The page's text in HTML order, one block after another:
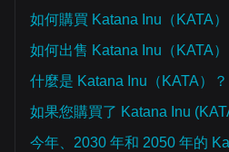
如何購買 Katana Inu（KATA）
如何出售 Katana Inu（KATA）
什麼是 Katana Inu（KATA）？
如果您購買了 Katana Inu
今年、2030 年和 2050 年的